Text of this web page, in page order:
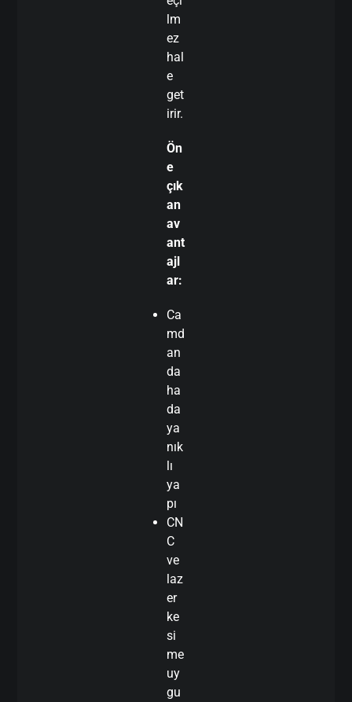
lm
ez
hal
e
get
irir.
Ön
e
çık
an
av
ant
ajl
ar:
Ca
md
an
da
ha
da
ya
nık
lı
ya
pı
CN
C
ve
laz
er
ke
si
me
uy
gu